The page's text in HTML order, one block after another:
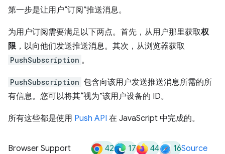
第一步是让用户“订阅”推送消息。
为用户订阅需要满足以下两点。首先，从用户那里获取权
限，以向他们发送推送消息。其次，从浏览器获取
PushSubscription 。
PushSubscription 包含向该用户发送推送消息所需的所
有信息。您可以将其“视为”该用户设备的 ID。
所有这些都是使用 Push API 在 JavaScript 中完成的。
Browser Support 42 17 44 16Source